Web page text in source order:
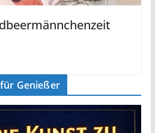
Genießer